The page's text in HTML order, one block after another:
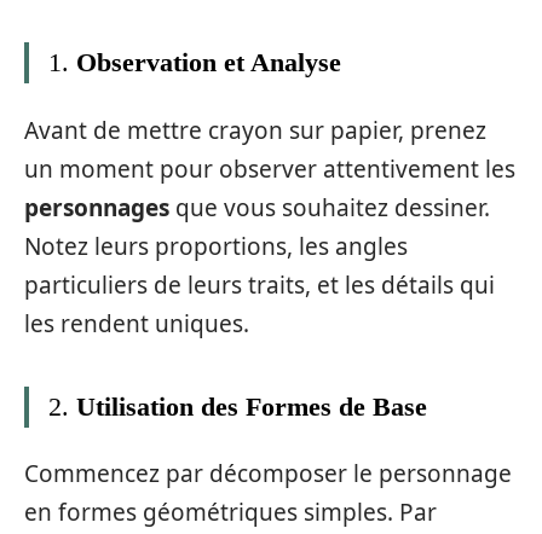
1. Observation et Analyse
Avant de mettre crayon sur papier, prenez
un moment pour observer attentivement les
personnages que vous souhaitez dessiner.
Notez leurs proportions, les angles
particuliers de leurs traits, et les détails qui
les rendent uniques.
2. Utilisation des Formes de Base
Commencez par décomposer le personnage
en formes géométriques simples. Par